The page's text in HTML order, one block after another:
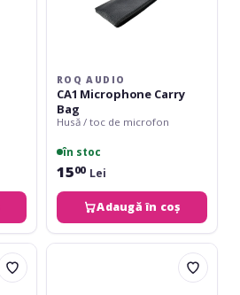
ROQ AUDIO
CA1 Microphone Carry
Bag
Husă / toc de microfon
în stoc
1500 Lei
Adaugă în coș
Adam